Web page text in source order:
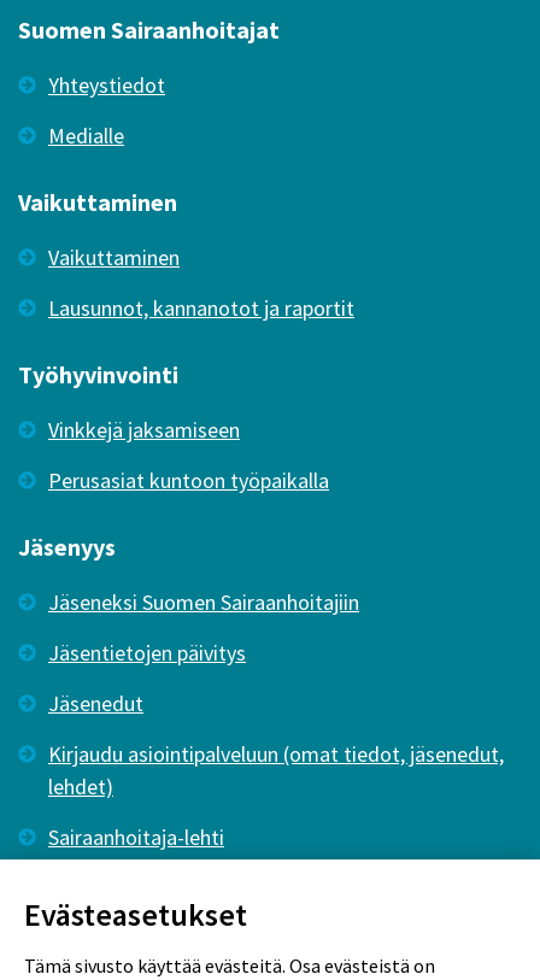
Suomen Sairaanhoitajat
Yhteystiedot
Medialle
Vaikuttaminen
Vaikuttaminen
Lausunnot, kannanotot ja raportit
Työhyvinvointi
Vinkkejä jaksamiseen
Perusasiat kuntoon työpaikalla
Jäsenyys
Jäseneksi Suomen Sairaanhoitajiin
Jäsentietojen päivitys
Jäsenedut
Kirjaudu asiointipalveluun (omat tiedot, jäsenedut,
lehdet)
Sairaanhoitaja-lehti
Evästeasetukset
Tämä sivusto käyttää evästeitä. Osa evästeistä on